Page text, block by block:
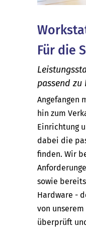
Für die
passend
Angefangen
hin zum
Einrichtung
dabei die
finden. Wir
sowie
Hardware -
von
überprüft